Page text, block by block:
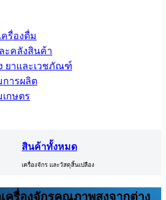
ครื่องดื่ม
ะคลังสินค้า
ยาและเวชภัณฑ์
การผลิต
กษตร
สินค้าทั้งหมด
เครื่องจักร และวัสดุสิ้นเปลือง
เครื่องจักรคุณภาพสูงจากต่าง